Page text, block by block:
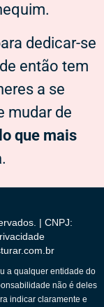
dedicar-se
então tem
a se
mudar de
que mais
.
| CNPJ:
a qualquer entidade do
não é deles
indicar claramente e